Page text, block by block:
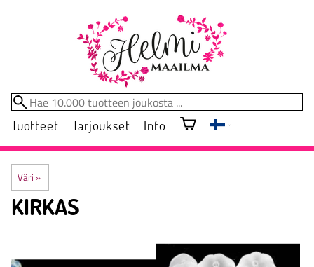
Tuotteet Tarjoukset Info
Väri ‪»
KIRKAS